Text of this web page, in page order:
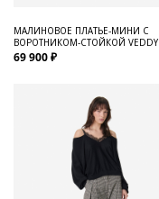
МАЛИНОВОЕ ПЛАТЬЕ-МИНИ С
ВОРОТНИКОМ-СТОЙКОЙ VEDDY
69 900 ₽